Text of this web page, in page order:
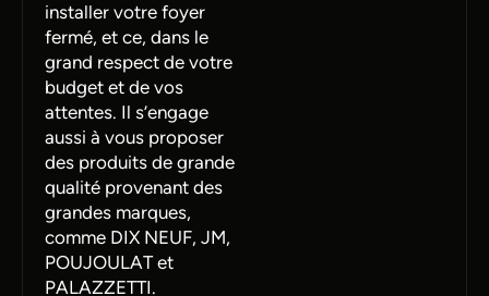
installer votre foyer
fermé, et ce, dans le
grand respect de votre
budget et de vos
attentes. Il s’engage
aussi à vous proposer
des produits de grande
qualité provenant des
grandes marques,
comme DIX NEUF, JM,
POUJOULAT et
PALAZZETTI.